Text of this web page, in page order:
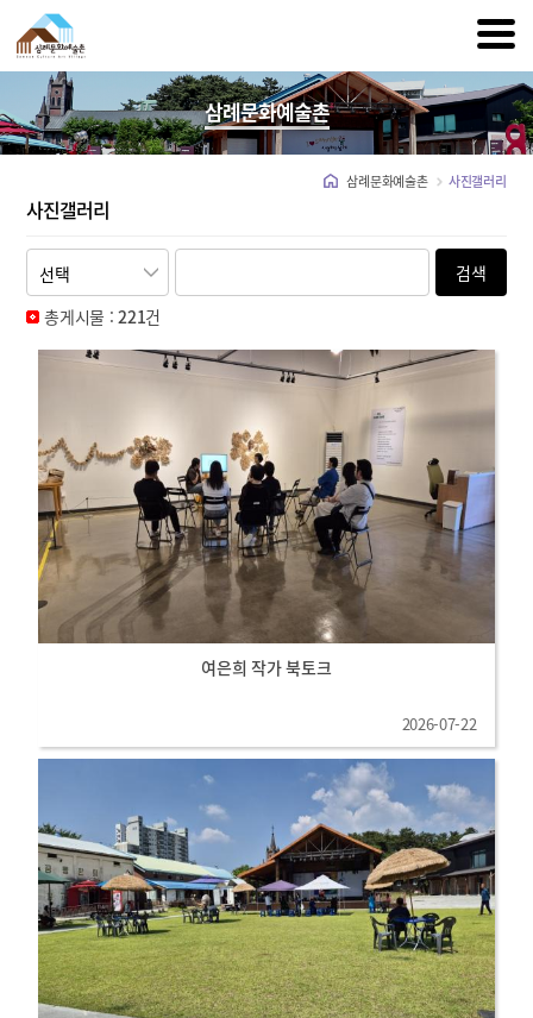
삼례문화예술촌
삼례문화예술촌 사진갤러리
사진갤러리
검색
총게시물 :221건
여은희 작가 북토크
2026-07-22